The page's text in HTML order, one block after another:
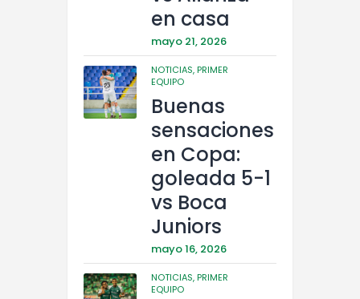
en casa
mayo 21, 2026
NOTICIAS,PRIMER
EQUIPO
Buenas
sensaciones
en Copa:
goleada 5-1
vs Boca
Juniors
mayo 16, 2026
NOTICIAS,PRIMER
EQUIPO